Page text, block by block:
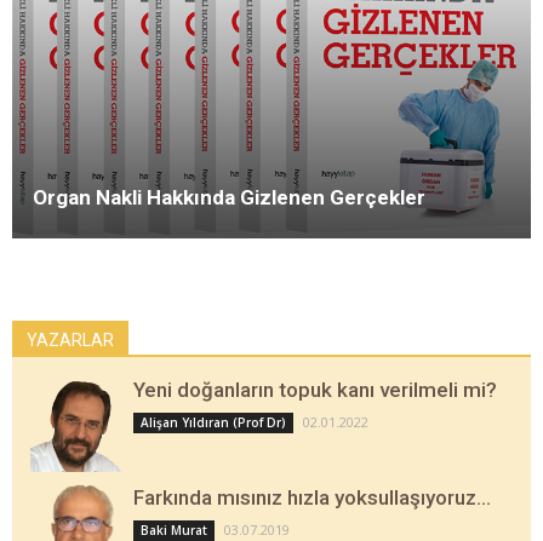
Organ Nakli Hakkında Gizlenen Gerçekler
YAZARLAR
Yeni doğanların topuk kanı verilmeli mi?
Alişan Yıldıran (Prof Dr) 02.01.2022
Farkında mısınız hızla yoksullaşıyoruz…
Baki Murat 03.07.2019